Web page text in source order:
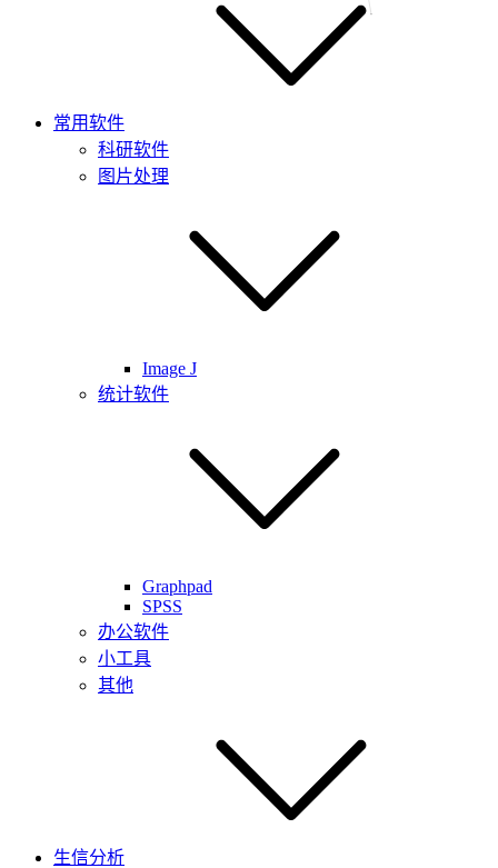
常用软件
科研软件
图片处理
Image J
统计软件
Graphpad
SPSS
办公软件
小工具
其他
生信分析